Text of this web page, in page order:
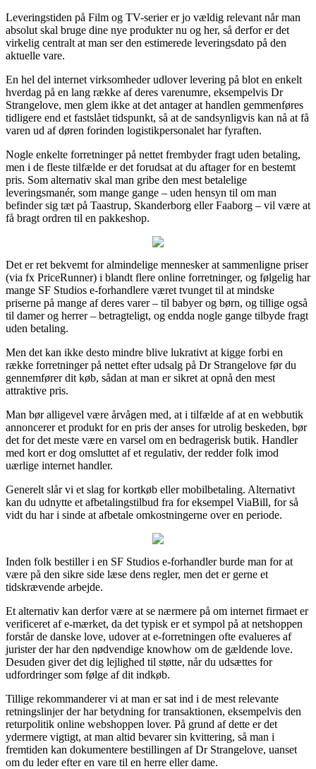
Leveringstiden på Film og TV-serier er jo vældig relevant når man
absolut skal bruge dine nye produkter nu og her, så derfor er det
virkelig centralt at man ser den estimerede leveringsdato på den
aktuelle vare.
En hel del internet virksomheder udlover levering på blot en enkelt
hverdag på en lang række af deres varenumre, eksempelvis Dr
Strangelove, men glem ikke at det antager at handlen gemmenføres
tidligere end et fastslået tidspunkt, så at de sandsynligvis kan nå at få
varen ud af døren forinden logistikpersonalet har fyraften.
Nogle enkelte forretninger på nettet frembyder fragt uden betaling,
men i de fleste tilfælde er det forudsat at du aftager for en bestemt
pris. Som alternativ skal man gribe den mest betalelige
leveringsmanér, som mange gange – uden hensyn til om man
befinder sig tæt på Taastrup, Skanderborg eller Faaborg – vil være at
få bragt ordren til en pakkeshop.
Det er ret bekvemt for almindelige mennesker at sammenligne priser
(via fx PriceRunner) i blandt flere online forretninger, og følgelig har
mange SF Studios e-forhandlere været tvunget til at mindske
priserne på mange af deres varer – til babyer og børn, og tillige også
til damer og herrer – betragteligt, og endda nogle gange tilbyde fragt
uden betaling.
Men det kan ikke desto mindre blive lukrativt at kigge forbi en
række forretninger på nettet efter udsalg på Dr Strangelove før du
gennemfører dit køb, sådan at man er sikret at opnå den mest
attraktive pris.
Man bør alligevel være årvågen med, at i tilfælde af at en webbutik
annoncerer et produkt for en pris der anses for utrolig beskeden, bør
det for det meste være en varsel om en bedragerisk butik. Handler
med kort er dog omsluttet af et regulativ, der redder folk imod
uærlige internet handler.
Generelt slår vi et slag for kortkøb eller mobilbetaling. Alternativt
kan du udnytte et afbetalingstilbud fra for eksempel ViaBill, for så
vidt du har i sinde at afbetale omkostningerne over en periode.
Inden folk bestiller i en SF Studios e-forhandler burde man for at
være på den sikre side læse dens regler, men det er gerne et
tidskrævende arbejde.
Et alternativ kan derfor være at se nærmere på om internet firmaet er
verificeret af e-mærket, da det typisk er et sympol på at netshoppen
forstår de danske love, udover at e-forretningen ofte evalueres af
jurister der har den nødvendige knowhow om de gældende love.
Desuden giver det dig lejlighed til støtte, når du udsættes for
udfordringer som følge af dit indkøb.
Tillige rekommanderer vi at man er sat ind i de mest relevante
retningslinjer der har betydning for transaktionen, eksempelvis den
returpolitik online webshoppen lover. På grund af dette er det
ydermere vigtigt, at man altid bevarer sin kvittering, så man i
fremtiden kan dokumentere bestillingen af Dr Strangelove, uanset
om du leder efter en vare til en herre eller dame.